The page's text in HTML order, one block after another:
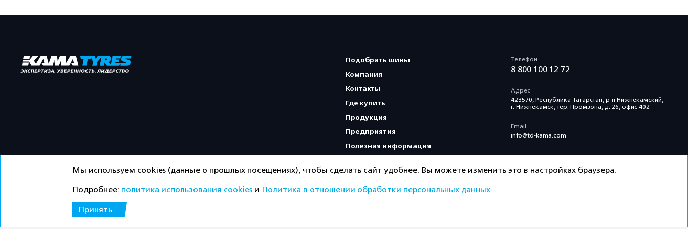
Подобрать шины
Компания
Контакты
Где купить
Продукция
Предприятия
Полезная информация
Телефон
8 800 100 12 72
Адрес
423570, Республика Татарстан, р-н Нижнекамский,
г. Нижнекамск, тер. Промзона, д. 26, офис 402
Email
info@td-kama.com
©ООО «Торговый дом «Кама» 2026 / Все права защищены. Политика конфиденциальности
Мы используем cookies (данные о прошлых посещениях), чтобы сделать сайт удобнее. Вы можете изменить это в настройках браузера.
Подробнее: политика использования cookiesи Политика в отношении обработки персональных данных
Принять